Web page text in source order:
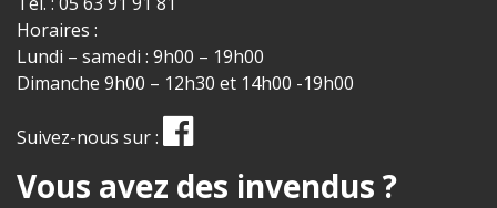
Horaires :
Lundi – samedi : 9h00 – 19h00
Dimanche 9h00 – 12h30 et 14h00 -19h00
Suivez-nous sur :
Vous avez des invendus ?